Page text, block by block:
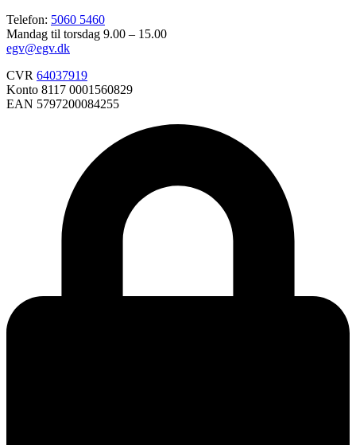
Telefon: 5060 5460
Mandag til torsdag 9.00 – 15.00
egv@egv.dk
CVR 64037919
Konto 8117 0001560829
EAN 5797200084255